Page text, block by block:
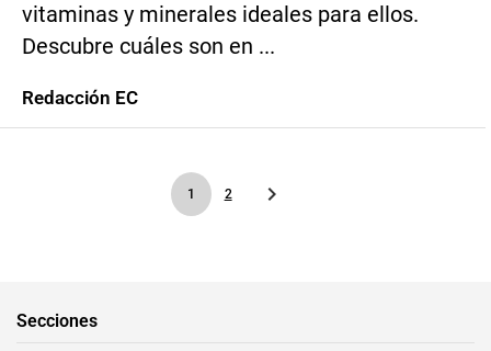
vitaminas y minerales ideales para ellos.
Descubre cuáles son en ...
Redacción EC
1 2
Secciones